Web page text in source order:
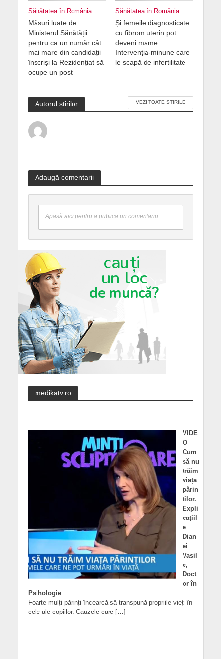
Sănătatea în România
Măsuri luate de
Ministerul Sănătății
pentru ca un număr cât
mai mare din candidații
înscriși la Rezidențiat să
ocupe un post
Sănătatea în România
Și femeile diagnosticate
cu fibrom uterin pot
deveni mame.
Intervenția-minune care
le scapă de infertilitate
Autorul știrilor VEZI TOATE ȘTIRILE
Adaugă comentarii
Apasă aici pentru a publica un comentariu
medikatv.ro
VIDE
O
Cum
să nu
trăim
viața
părin
ților.
Expli
cațiil
e
Dian
ei
Vasil
e,
Doct
or în
Psihologie
Foarte mulți părinți încearcă să transpună propriile vieți în
cele ale copiilor. Cauzele care […]